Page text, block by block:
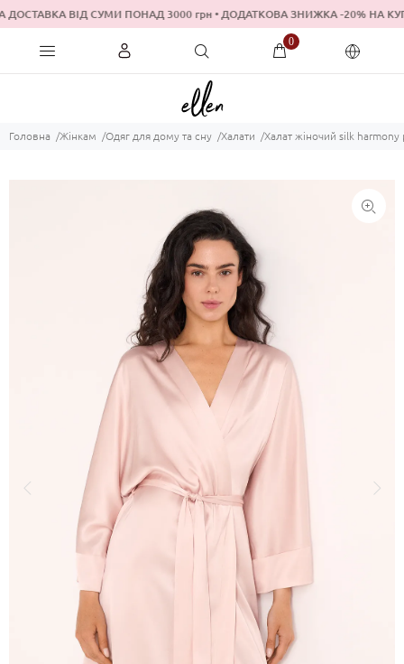
ДОСТАВКА ВІД СУМИ ПОНАД 3000 грн • ДОДАТКОВА ЗНИЖКА -20%
0
Головна Жінкам Одяг для дому та сну Халати Халат жіночий silk harmony